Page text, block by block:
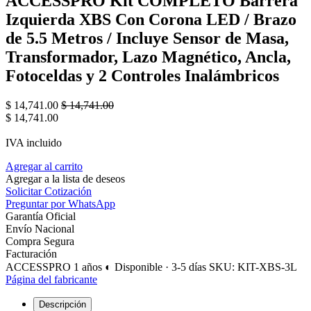
Izquierda XBS Con Corona LED / Brazo
de 5.5 Metros / Incluye Sensor de Masa,
Transformador, Lazo Magnético, Ancla,
Fotoceldas y 2 Controles Inalámbricos
$ 14,741.00 $14,741.00
$ 14,741.00
IVA incluido
Agregar al carrito
Agregar a la lista de deseos
Solicitar Cotización
Preguntar por WhatsApp
Garantía Oficial
Envío Nacional
Compra Segura
Facturación
ACCESSPRO 1 años ◐ Disponible · 3-5 días SKU: KIT-XBS-3L
Página del fabricante
Descripción